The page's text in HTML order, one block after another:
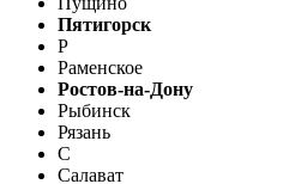
Пятигорск
Р
Раменское
Ростов-на-Дону
Рыбинск
Рязань
С
Салават